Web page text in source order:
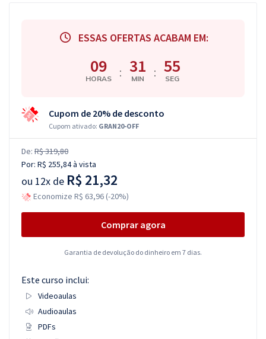
ESSAS OFERTAS ACABAM EM:
09
HORAS : 31
MIN : 54
SEG
Cupom de 20% de desconto
Cupom ativado: GRAN20-OFF
De: R$ 319,80
Por: R$ 255,84à vista
ou 12x de R$ 21,32
Economize R$ 63,96 (-20%)
Comprar agora
Garantia de devolução do dinheiro em 7 dias.
Este curso inclui:
Videoaulas
Audioaulas
PDFs